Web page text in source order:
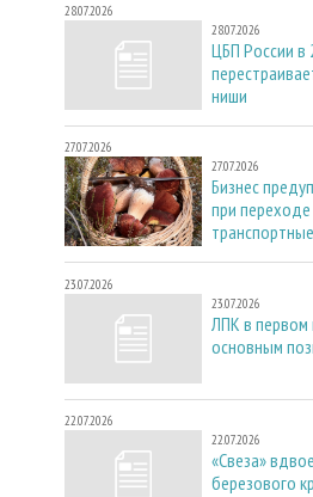
28.07.2026
28.07.2026
ЦБП России в
ниши
27.07.2026
27.07.2026
Бизнес
при
23.07.2026
23.07.2026
ЛПК в первом
основным
22.07.2026
22.07.2026
«Свеза»
березового